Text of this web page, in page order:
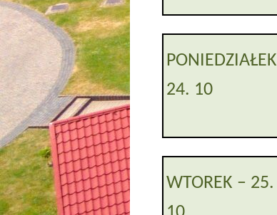
PONIEDZIAŁEK
24. 10
WTOREK – 25.